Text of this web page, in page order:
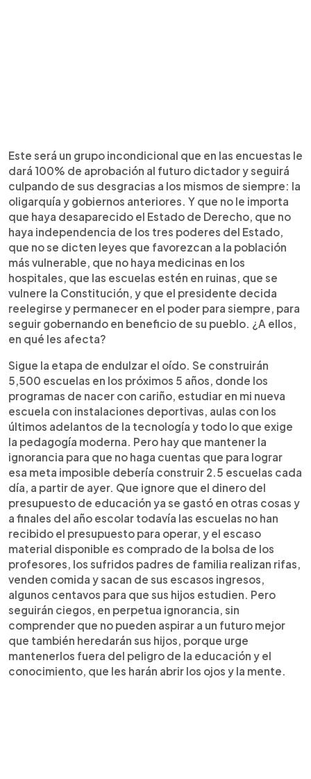
Este será un grupo incondicional que en las encuestas le
dará 100% de aprobación al futuro dictador y seguirá
culpando de sus desgracias a los mismos de siempre: la
oligarquía y gobiernos anteriores. Y que no le importa
que haya desaparecido el Estado de Derecho, que no
haya independencia de los tres poderes del Estado,
que no se dicten leyes que favorezcan a la población
más vulnerable, que no haya medicinas en los
hospitales, que las escuelas estén en ruinas, que se
vulnere la Constitución, y que el presidente decida
reelegirse y permanecer en el poder para siempre, para
seguir gobernando en beneficio de su pueblo. ¿A ellos,
en qué les afecta?
Sigue la etapa de endulzar el oído. Se construirán
5,500 escuelas en los próximos 5 años, donde los
programas de nacer con cariño, estudiar en mi nueva
escuela con instalaciones deportivas, aulas con los
últimos adelantos de la tecnología y todo lo que exige
la pedagogía moderna. Pero hay que mantener la
ignorancia para que no haga cuentas que para lograr
esa meta imposible debería construir 2.5 escuelas cada
día, a partir de ayer. Que ignore que el dinero del
presupuesto de educación ya se gastó en otras cosas y
a finales del año escolar todavía las escuelas no han
recibido el presupuesto para operar, y el escaso
material disponible es comprado de la bolsa de los
profesores, los sufridos padres de familia realizan rifas,
venden comida y sacan de sus escasos ingresos,
algunos centavos para que sus hijos estudien. Pero
seguirán ciegos, en perpetua ignorancia, sin
comprender que no pueden aspirar a un futuro mejor
que también heredarán sus hijos, porque urge
mantenerlos fuera del peligro de la educación y el
conocimiento, que les harán abrir los ojos y la mente.